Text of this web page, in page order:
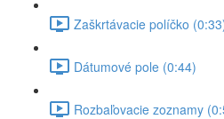
Zaškrtávacie políčko
Dátumové pole (0:44)
Rozbaľovacie zoznamy